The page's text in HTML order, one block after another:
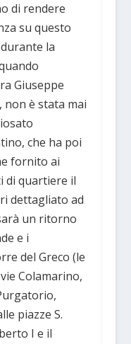
di rendere
su questo
la
Giuseppe
non è stata mai
che ha poi
fornito ai
di quartiere il
dettagliato ad
un ritorno
e i
del Greco (le
Colamarino,
piazze S.
I e il